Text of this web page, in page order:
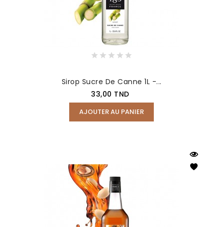
Sirop Sucre De Canne 1L -...
Prix
33,00 TND
AJOUTER AU PANIER